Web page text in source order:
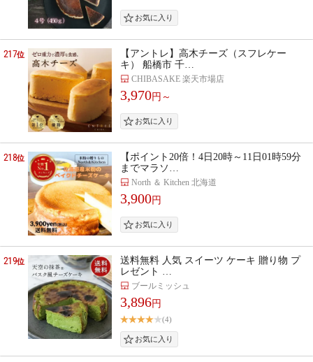
217位
【アントレ】高木チーズ（スフレケー
キ） 船橋市 千…
CHIBASAKE 楽天市場店
3,970円～
218位
【ポイント20倍！4日20時～11日01時59分
までマラソ…
North ＆ Kitchen 北海道
3,900円
219位
送料無料 人気 スイーツ ケーキ 贈り物 プ
レゼント …
ブールミッシュ
3,896円
(4)